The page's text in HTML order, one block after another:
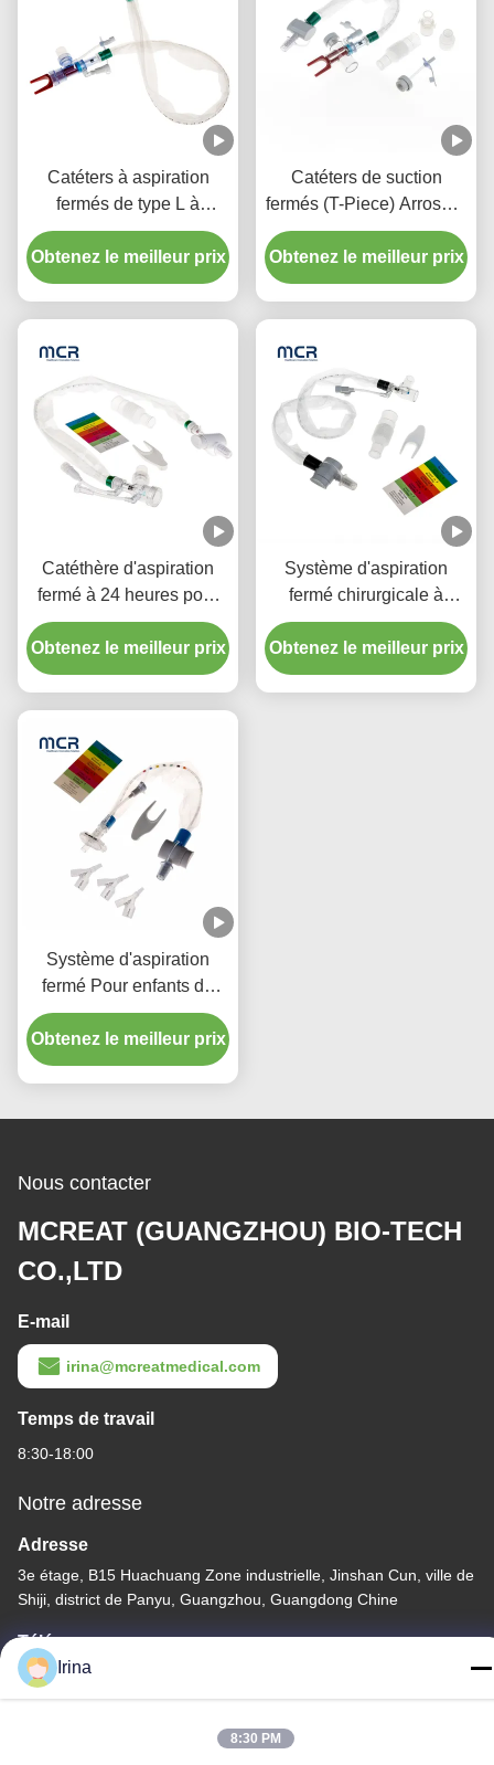
Catéters à aspiration
fermés de type L à
rinçage automatique 10 à
72 heures Coude pivotant
double pour l'hôpital
Obtenez le meilleur prix
Catéters de suction
fermés (T-Piece) Arroseur
automatique 72H Pour
adulte
Obtenez le meilleur prix
Catéthère d'aspiration
fermé à 24 heures pour
enfant avec trois
connecteurs en pièce Y
Obtenez le meilleur prix
Système d'aspiration
fermé chirurgicale à
usage unique Nouveaux-
nés/pédiatrie-coudes
Obtenez le meilleur prix
Système d'aspiration
fermé Pour enfants de
type 72H
Obtenez le meilleur prix
Nous contacter
MCREAT (GUANGZHOU) BIO-TECH
CO.,LTD
E-mail
irina@mcreatmedical.com
Temps de travail
8:30-18:00
Notre adresse
Adresse
3e étage, B15 Huachuang Zone industrielle, Jinshan Cun, ville de
Shiji, district de Panyu, Guangzhou, Guangdong Chine
Télégramme
86-020-3156-0583
Irina
8:30 PM